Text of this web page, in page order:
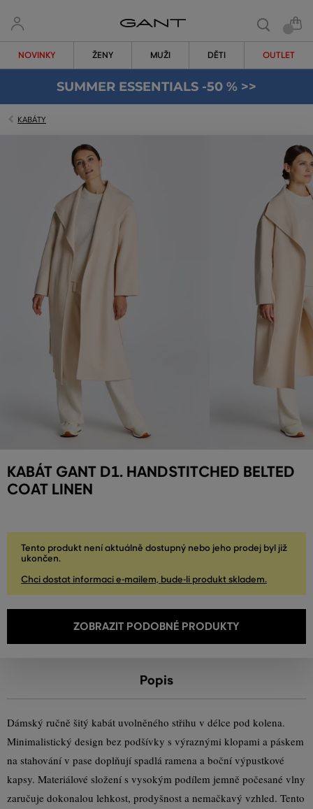
NOVINKY ŽENY MUŽI DĚTI OUTLET
SUMMER ESSENTIALS -50 % >>
KABÁTY
KABÁT GANT D1. HANDSTITCHED BELTED
COAT LINEN
Tento produkt není aktuálně dostupný nebo jeho prodej byl již
ukončen.
Chci dostat informaci e-mailem, bude-li produkt skladem.
ZOBRAZIT PODOBNÉ PRODUKTY
Popis
Dámský ručně šitý kabát uvolněného střihu v délce pod kolena.
Minimalistický design bez podšívky s výraznými klopami a páskem
na stahování v pase doplňují spadlá ramena a boční výpustkové
kapsy. Materiálové složení s vysokým podílem jemně počesané vlny
zaručuje dokonalou lehkost, prodyšnost a nemačkavý vzhled. Tento